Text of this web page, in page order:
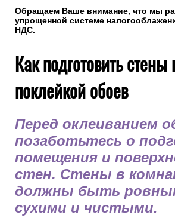
Обращаем Ваше внимание, что мы
упрощенной системе
НДС.
Как подготовить стены
поклейкой обоев
Перед оклеиванием
позаботьтесь о
помещения и
стен. Стены в
должны быть
сухими и чистыми.